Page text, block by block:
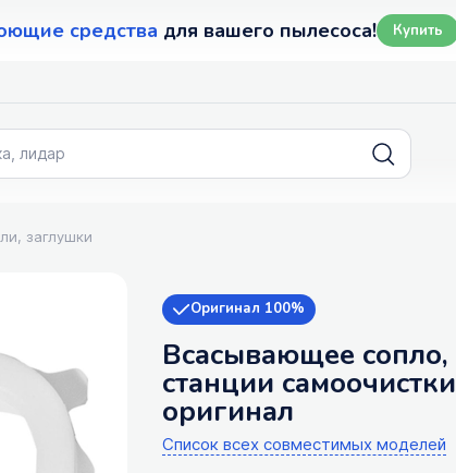
средства для вашего пылесоса! Купить
заглушки
Оригинал 100%
Всасывающее
станции
оригинал
Список всех совместимых моделей